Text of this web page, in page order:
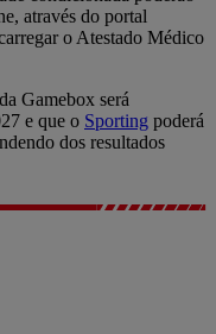
através do portal
o Atestado Médico
Gamebox será
e que o Sporting poderá
dos resultados